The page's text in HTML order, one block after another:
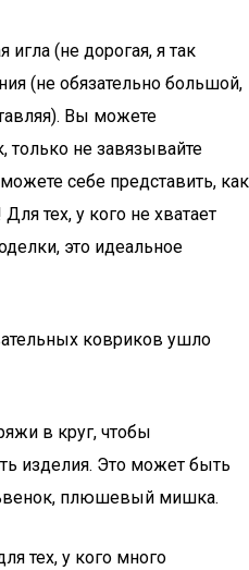
игла (не дорогая, я так
(не обязательно большой,
Вы можете
только не завязывайте
себе представить, как
тех, у кого не хватает
это идеальное
ковриков ушло
в круг, чтобы
изделия. Это может быть
плюшевый мишка.
тех, у кого много